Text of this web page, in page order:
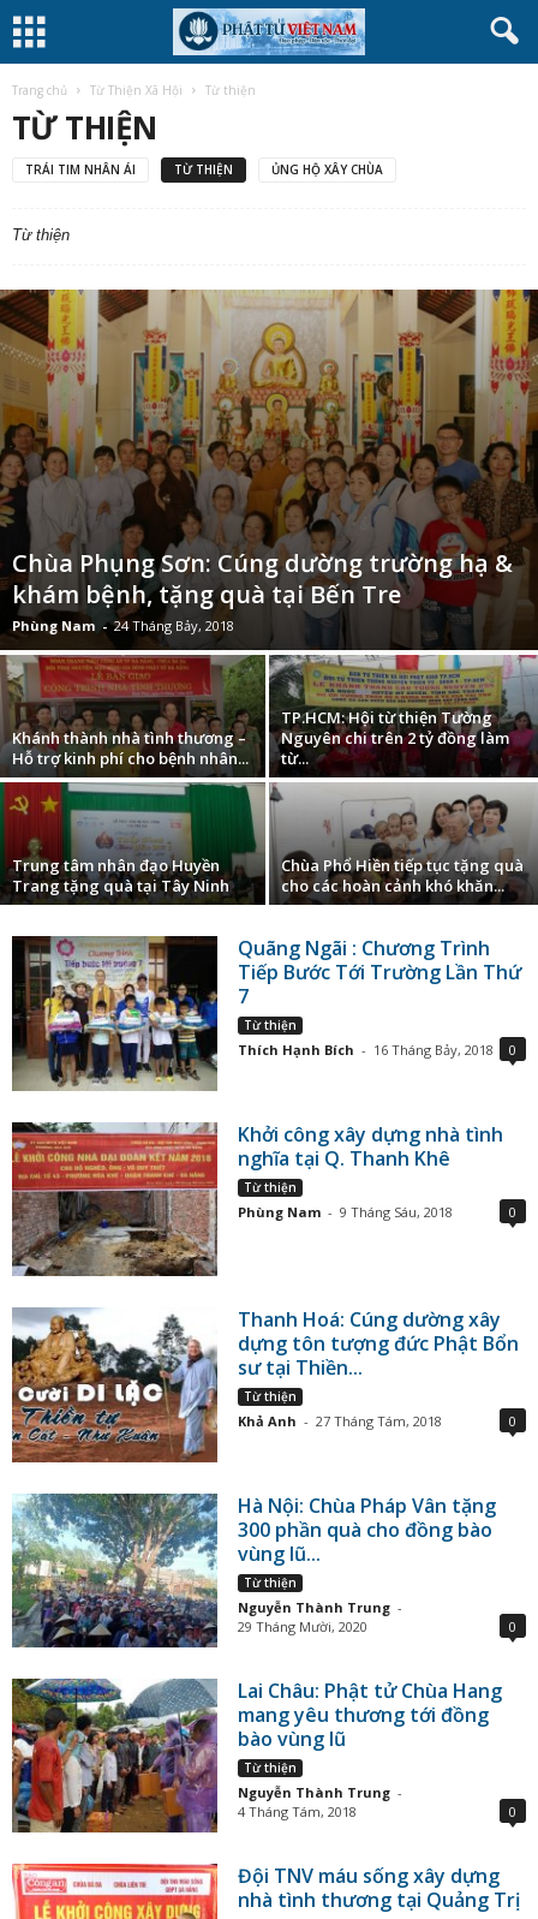
Trang chủ Từ Thiện Xã Hội Từ thiện
TỪ THIỆN
TRÁI TIM NHÂN ÁI TỪ THIỆN ỦNG HỘ XÂY CHÙA
Từ thiện
Chùa Phụng Sơn: Cúng dường trường hạ &
khám bệnh, tặng quà tại Bến Tre
Phùng Nam - 24 Tháng Bảy, 2018
Khánh thành nhà tình thương –
Hỗ trợ kinh phí cho bệnh nhân...
TP.HCM: Hội từ thiện Tường
Nguyên chi trên 2 tỷ đồng làm
từ...
Trung tâm nhân đạo Huyền
Trang tặng quà tại Tây Ninh
Chùa Phổ Hiền tiếp tục tặng quà
cho các hoàn cảnh khó khăn...
Quãng Ngãi : Chương Trình
Tiếp Bước Tới Trường Lần Thứ
7
Từ thiện
Thích Hạnh Bích - 16 Tháng Bảy, 2018 0
Khởi công xây dựng nhà tình
nghĩa tại Q. Thanh Khê
Từ thiện
Phùng Nam - 9 Tháng Sáu, 2018 0
Thanh Hoá: Cúng dường xây
dựng tôn tượng đức Phật Bổn
sư tại Thiền...
Từ thiện
Khả Anh - 27 Tháng Tám, 2018 0
Hà Nội: Chùa Pháp Vân tặng
300 phần quà cho đồng bào
vùng lũ...
Từ thiện
Nguyễn Thành Trung -
29 Tháng Mười, 2020
0
Lai Châu: Phật tử Chùa Hang
mang yêu thương tới đồng
bào vùng lũ
Từ thiện
Nguyễn Thành Trung -
4 Tháng Tám, 2018
0
Đội TNV máu sống xây dựng
nhà tình thương tại Quảng Trị